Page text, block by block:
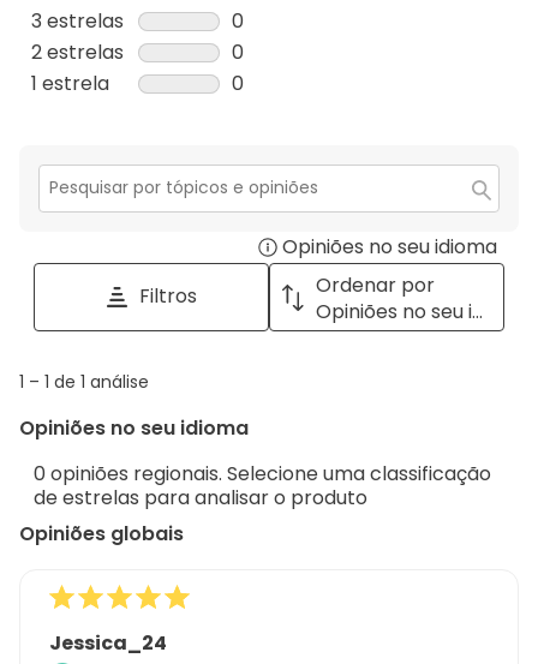
análise
com
5
0
análise
com
3 estrelas estrelas
0
0
análise
estrelas.
2 estrelas estrelas
0
0
2
estrelas.
1 estrela estrelas
0
com
1
Secção
Opiniões no seu idioma
a
with
Filtros
Ordenar por
Opiniões no seu idioma
1
1
análise
1 – 1 de 1 análise
Opiniões no seu idioma
0 opiniões regionais. Selecione uma classificação
de estrelas para analisar o produto
Opiniões globais
Jessica_24